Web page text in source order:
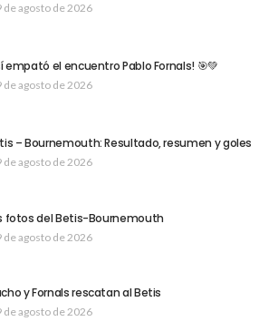
de agosto de 2026
empató el encuentro Pablo Fornals! 🎯💚
de agosto de 2026
– Bournemouth: Resultado, resumen y goles
de agosto de 2026
fotos del Betis-Bournemouth
de agosto de 2026
y Fornals rescatan al Betis
de agosto de 2026